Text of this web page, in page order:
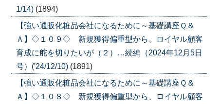
1/14) (1894)
【強い通販化粧品会社になるために～基礎講座Ｑ＆
Ａ】◇１０９◇ 新規獲得偏重型から、ロイヤル顧客
育成に舵を切りたいが（２）…続編（2024年12月5日
号）('24/12/10) (1891)
【強い通販化粧品会社になるために～基礎講座Ｑ＆
Ａ】◇１０８◇ 新規獲得偏重型から、ロイヤル顧客